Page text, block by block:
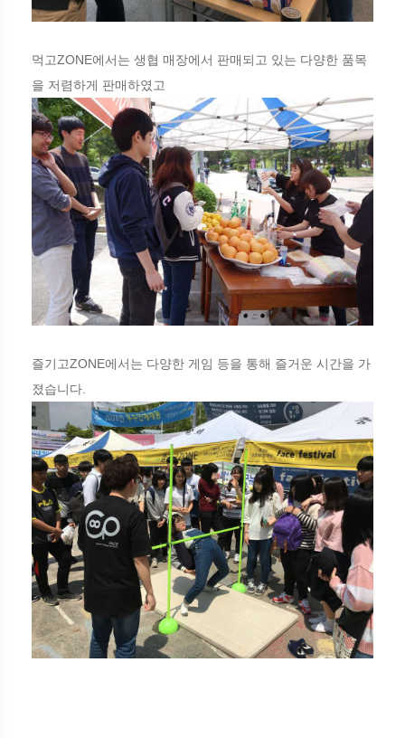
먹고ZONE에서는 생협 매장에서 판매되고 있는 다양한 품목
을 저렴하게 판매하였고
즐기고ZONE에서는 다양한 게임 등을 통해 즐거운 시간을 가
졌습니다.